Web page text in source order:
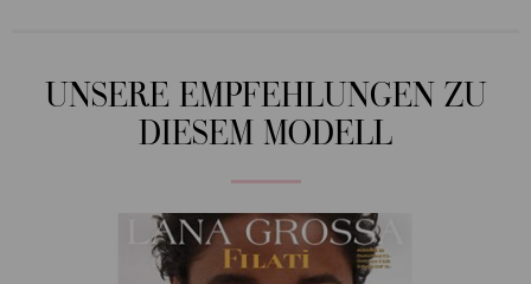
UNSERE EMPFEHLUNGEN ZU
DIESEM MODELL